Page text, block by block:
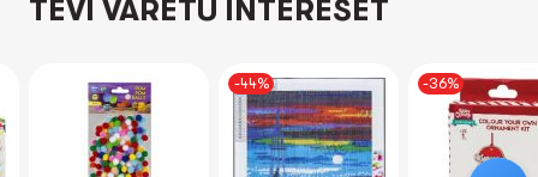
TEVI VARĒTU INTERESĒT
-44% -36%